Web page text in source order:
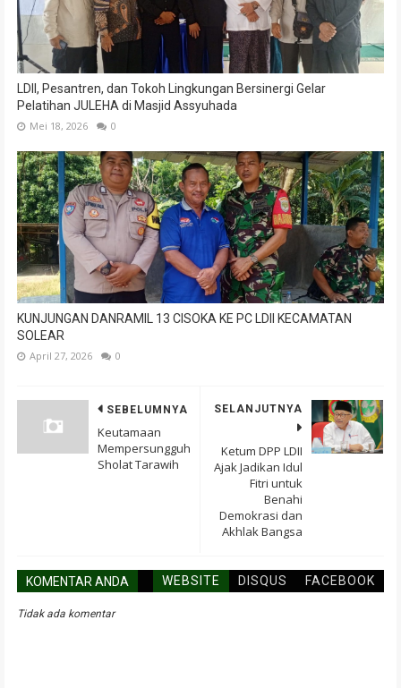
LDII, Pesantren, dan Tokoh Lingkungan Bersinergi Gelar
Pelatihan JULEHA di Masjid Assyuhada
Mei 18, 2026 0
KUNJUNGAN DANRAMIL 13 CISOKA KE PC LDII KECAMATAN
SOLEAR
April 27, 2026 0
SELANJUTNYA
Ketum DPP LDII
Ajak Jadikan Idul
Fitri untuk
Benahi
Demokrasi dan
Akhlak Bangsa
SEBELUMNYA
Keutamaan
Mempersungguh
Sholat Tarawih
KOMENTAR ANDA WEBSITE DISQUS FACEBOOK
Tidak ada komentar